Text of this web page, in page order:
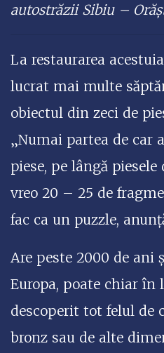
autostrăzii Sibiu –
La restaurarea
lucrat mai multe
obiectul din zeci de
„Numai partea de car
piese, pe lângă
vreo 20 – 25 de
fac ca un puzzle,
Are peste 2000 de ani
Europa, poate chiar în
descoperit tot felul de
bronz sau de alte